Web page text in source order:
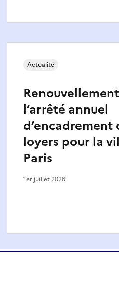
l’arrêté annuel
d’encadrement
loyers pour la
Paris
Actualité
1er juillet 2026